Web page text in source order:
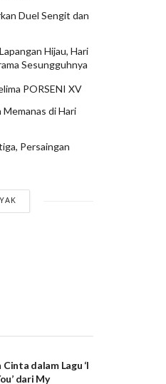
Duel Sengit dan
Hijau, Hari
Sesungguhnya
PORSENI XV
di Hari
Persaingan
dalam Lagu ‘I
dari My